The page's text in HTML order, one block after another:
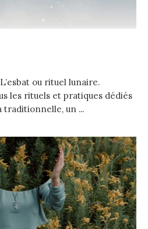
ou rituel lunaire.
les rituels et pratiques dédiés
traditionnelle, un ...